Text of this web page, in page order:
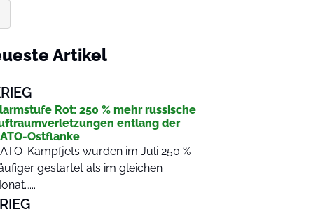
Artikel
Rot: 250 % mehr russische
entlang der
Ostflanke
Kampfjets wurden im Juli 250 %
gestartet als im gleichen